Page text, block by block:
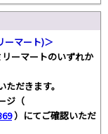
ーマート)＞
ーマートのいずれか
だきます。
ジ（
）にてご確認いただ